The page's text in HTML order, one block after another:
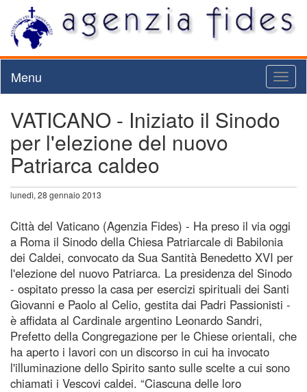
Menu
VATICANO - Iniziato il Sinodo
per l'elezione del nuovo
Patriarca caldeo
lunedì, 28 gennaio 2013
Città del Vaticano (Agenzia Fides) - Ha preso il via oggi
a Roma il Sinodo della Chiesa Patriarcale di Babilonia
dei Caldei, convocato da Sua Santità Benedetto XVI per
l'elezione del nuovo Patriarca. La presidenza del Sinodo
- ospitato presso la casa per esercizi spirituali dei Santi
Giovanni e Paolo al Celio, gestita dai Padri Passionisti -
è affidata al Cardinale argentino Leonardo Sandri,
Prefetto della Congregazione per le Chiese orientali, che
ha aperto i lavori con un discorso in cui ha invocato
l'illuminazione dello Spirito santo sulle scelte a cui sono
chiamati i Vescovi caldei. “Ciascuna delle loro